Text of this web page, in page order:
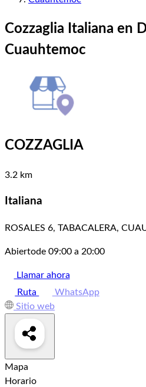
Cozzaglia Italiana en
Cuauhtemoc
COZZAGLIA
3.2 km
Italiana
ROSALES 6, TABACALERA,
Abiertode 09:00 a 20:00
Llamar ahora
Ruta
WhatsApp
Sitio web
Mapa
Horario